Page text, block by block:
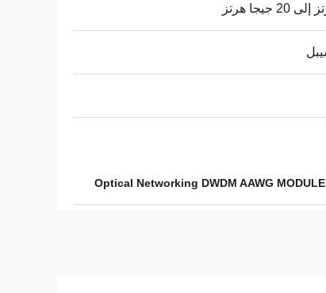
Optical Networking DWDM AAWG MODULE